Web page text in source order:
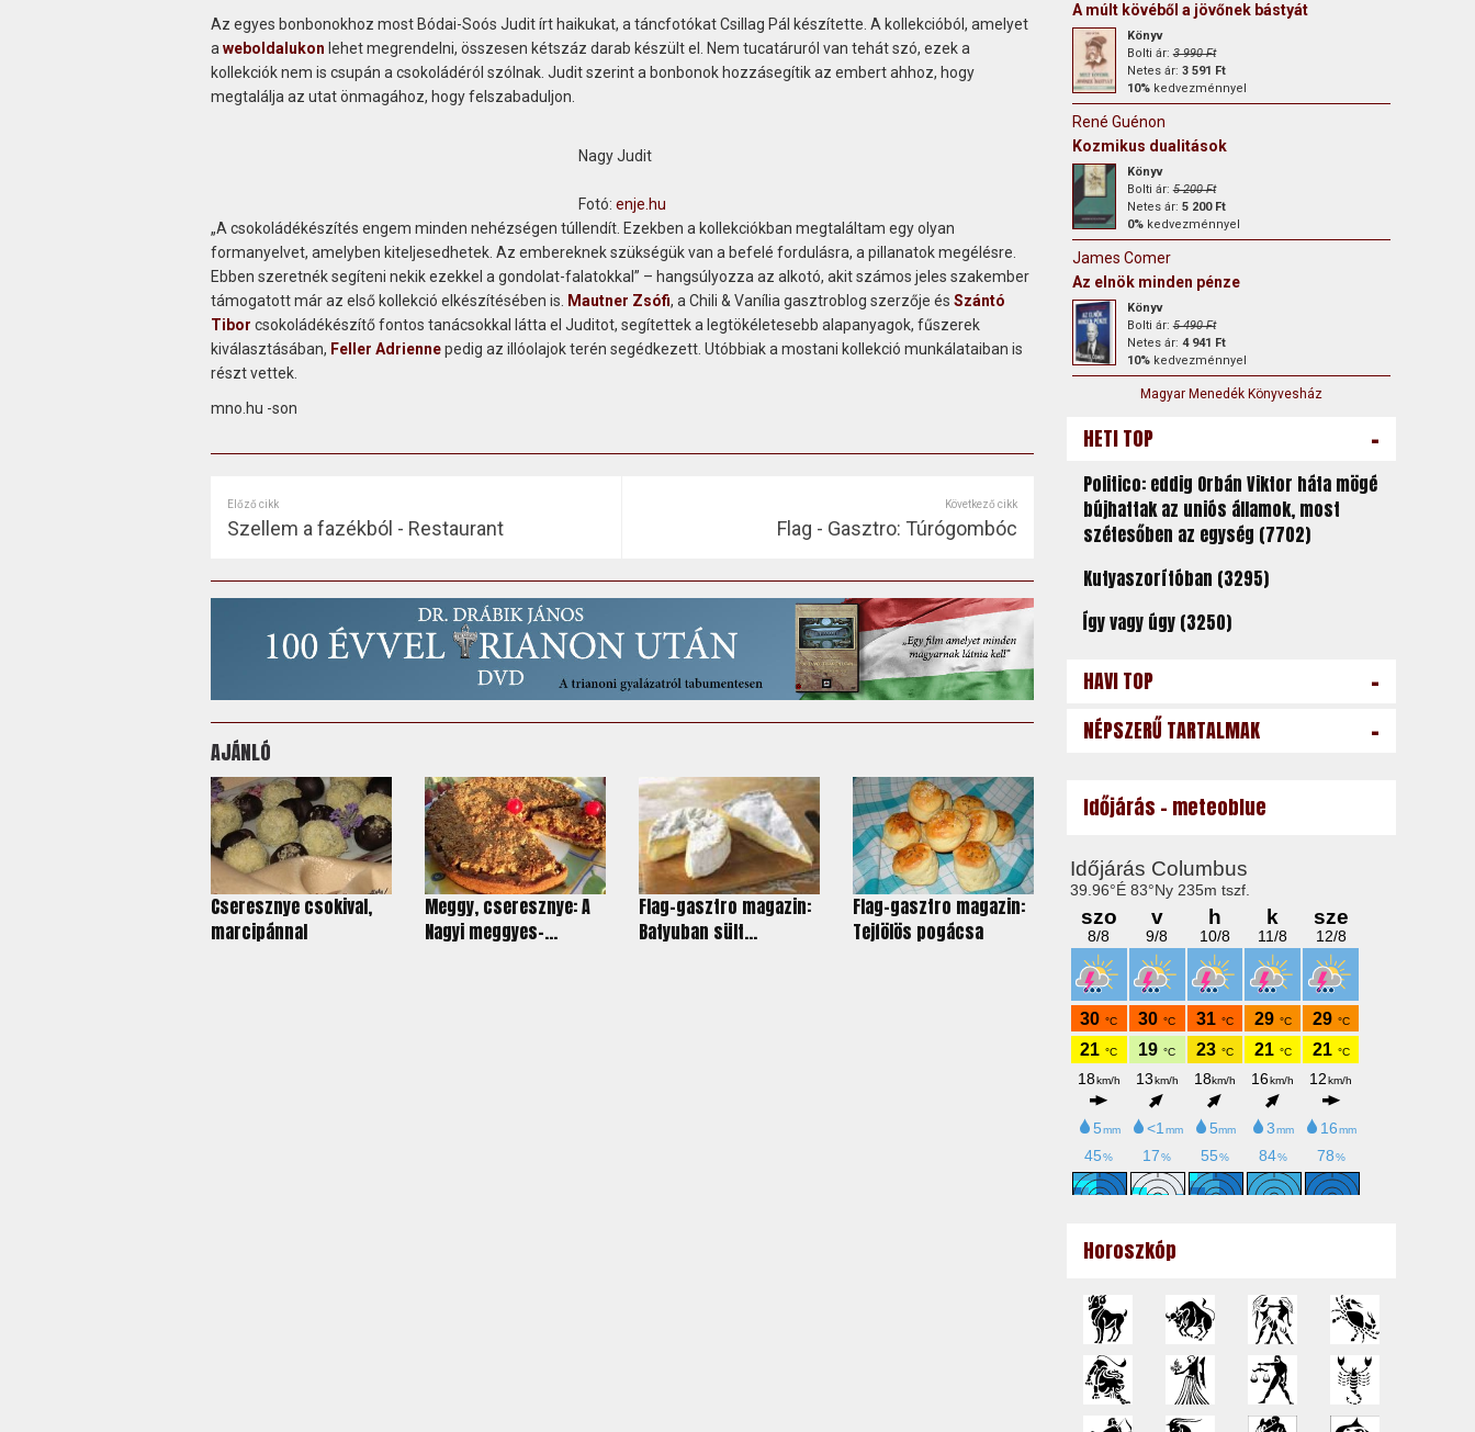
Az egyes bonbonokhoz most Bódai-Soós Judit írt haikukat, a táncfotókat Csillag Pál készítette. A kollekcióból, amelyet
a weboldalukon lehet megrendelni, összesen kétszáz darab készült el. Nem tucatáruról van tehát szó, ezek a
kollekciók nem is csupán a csokoládéról szólnak. Judit szerint a bonbonok hozzásegítik az embert ahhoz, hogy
megtalálja az utat önmagához, hogy felszabaduljon.
Nagy Judit
Fotó: enje.hu
„A csokoládékészítés engem minden nehézségen túllendít. Ezekben a kollekciókban megtaláltam egy olyan
formanyelvet, amelyben kiteljesedhetek. Az embereknek szükségük van a befelé fordulásra, a pillanatok megélésre.
Ebben szeretnék segíteni nekik ezekkel a gondolat-falatokkal” – hangsúlyozza az alkotó, akit számos jeles szakember
támogatott már az első kollekció elkészítésében is.
Mautner Zsófi, a Chili & Vanília gasztroblog szerzője és Szántó
Tibor csokoládékészítő fontos tanácsokkal látta el Juditot, segítettek a legtökéletesebb alapanyagok, fűszerek
kiválasztásában, Feller Adriennepedig az illóolajok terén segédkezett. Utóbbiak a mostani kollekció munkálataiban is
részt vettek.
mno.hu -son
Előző cikk
Szellem a fazékból - Restaurant
Következő cikk
Flag - Gasztro: Túrógombóc
AJÁNLÓ
Cseresznye csokival,
marcipánnal
Meggy, cseresznye: A
Nagyi meggyes-...
Flag-gasztro magazin:
Batyuban sült...
Flag-gasztro magazin:
Tejfölös pogácsa
A múlt kövéből a jövőnek bástyát
Könyv
Bolti ár:3 990 Ft
Netes ár: 3 591 Ft
10%kedvezménnyel
René Guénon
Kozmikus dualitások
Könyv
Bolti ár:5 200 Ft
Netes ár: 5 200 Ft
0%kedvezménnyel
James Comer
Az elnök minden pénze
Könyv
Bolti ár:5 490 Ft
Netes ár: 4 941 Ft
10%kedvezménnyel
Magyar Menedék Könyvesház
HETI TOP -
Politico: eddig Orbán Viktor háta mögé
bújhattak az uniós államok, most
szétesőben az egység (7702)
Kutyaszorítóban (3295)
Így vagy úgy (3250)
HAVI TOP -
NÉPSZERŰ TARTALMAK -
Időjárás - meteoblue
Horoszkóp